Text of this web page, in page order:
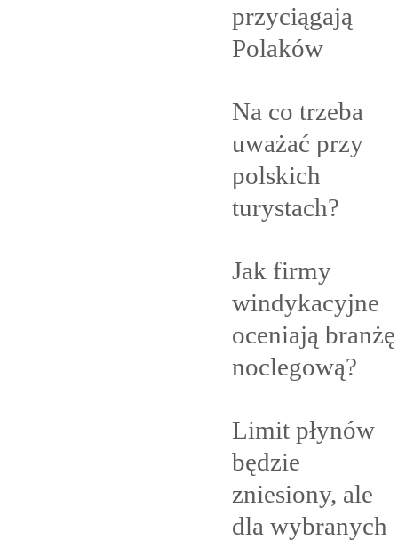
przyciągają
Polaków
Na co trzeba
uważać przy
polskich
turystach?
Jak firmy
windykacyjne
oceniają branżę
noclegową?
Limit płynów
będzie
zniesiony, ale
dla wybranych